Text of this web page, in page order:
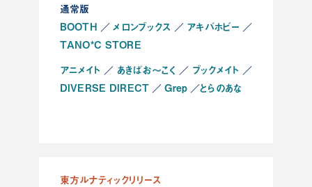
通常版
BOOTH ／メロンブックス ／ アキバホビー ／
TANO*C STORE
アニメイト
／ あきばお～こく ／ ブックメイト ／
DIVERSE DIRECT／Grep／とらのあな
東方ルナティックリリース